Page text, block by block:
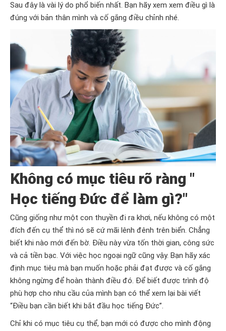
Sau đây là vài lý do phổ biến nhất. Bạn hãy xem xem điều gì là
đúng với bản thân mình và cố gắng điều chỉnh nhé.
Không có mục tiêu rõ ràng "
Học tiếng Đức để làm gì?"
Cũng giống như một con thuyền đi ra khơi, nếu không có một
đích đến cụ thể thì nó sẽ cứ mãi lênh đênh trên biển. Chẳng
biết khi nào mới đến bờ. Điều này vừa tốn thời gian, công sức
và cả tiền bạc. Với việc học ngoại ngữ cũng vậy. Bạn hãy xác
định mục tiêu mà bạn muốn hoặc phải đạt được và cố gắng
không ngừng để hoàn thành điều đó. Để biết được trình độ
phù hợp cho nhu cầu của mình bạn có thể xem lại bài viết
“Điều bạn cần biết khi bắt đầu học tiếng Đức”.
Chỉ khi có mục tiêu cụ thể, bạn mới có được cho mình động